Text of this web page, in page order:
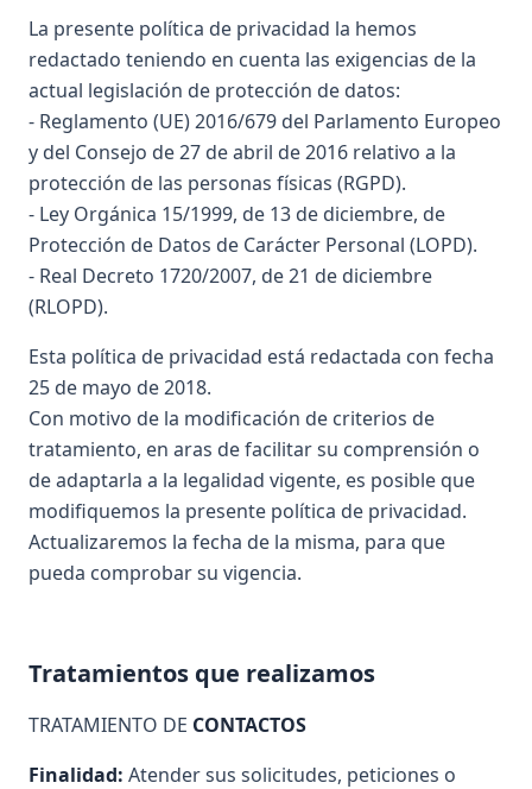
La presente política de privacidad la hemos
redactado teniendo en cuenta las exigencias de la
actual legislación de protección de datos:
- Reglamento (UE) 2016/679 del Parlamento Europeo
y del Consejo de 27 de abril de 2016 relativo a la
protección de las personas físicas (RGPD).
- Ley Orgánica 15/1999, de 13 de diciembre, de
Protección de Datos de Carácter Personal (LOPD).
- Real Decreto 1720/2007, de 21 de diciembre
(RLOPD).
Esta política de privacidad está redactada con fecha
25 de mayo de 2018.
Con motivo de la modificación de criterios de
tratamiento, en aras de facilitar su comprensión o
de adaptarla a la legalidad vigente, es posible que
modifiquemos la presente política de privacidad.
Actualizaremos la fecha de la misma, para que
pueda comprobar su vigencia.
Tratamientos que realizamos
TRATAMIENTO DE CONTACTOS
Finalidad: Atender sus solicitudes, peticiones o